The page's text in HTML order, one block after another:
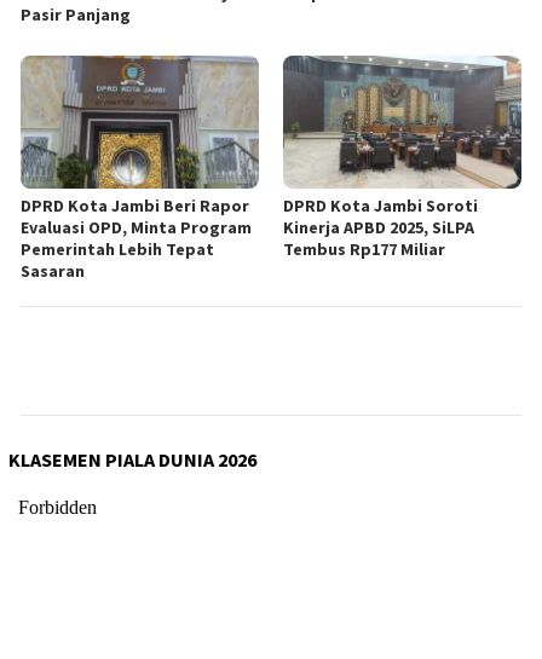
Pasir Panjang
DPRD Kota Jambi Beri Rapor
Evaluasi OPD, Minta Program
Pemerintah Lebih Tepat
Sasaran
DPRD Kota Jambi Soroti
Kinerja APBD 2025, SiLPA
Tembus Rp177 Miliar
KLASEMEN PIALA DUNIA 2026